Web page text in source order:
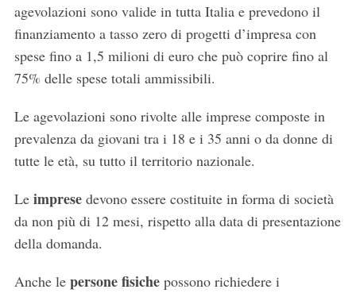
agevolazioni sono valide in tutta Italia e prevedono il
finanziamento a tasso zero di progetti d’impresa con
spese fino a 1,5 milioni di euro che può coprire fino al
75% delle spese totali ammissibili.
Le agevolazioni sono rivolte alle imprese composte in
prevalenza da giovani tra i 18 e i 35 anni o da donne di
tutte le età, su tutto il territorio nazionale.
Le imprese devono essere costituite in forma di società
da non più di 12 mesi, rispetto alla data di presentazione
della domanda.
Anche le persone fisiche possono richiedere i